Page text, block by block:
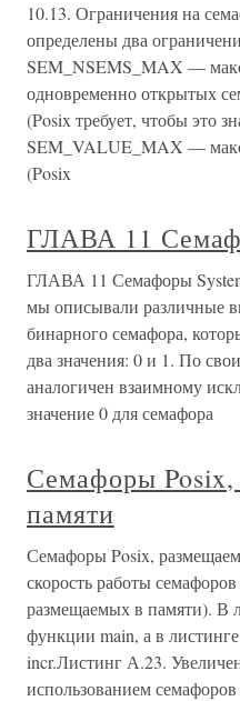
10.13. Ограничения на
определены два
SEM_NSEMS_MAX —
одновременно открытых
(Posix требует, чтобы это
SEM_VALUE_MAX —
(Posix
ГЛАВА 11
ГЛАВА 11 Семафоры
мы описывали различные
бинарного семафора,
два значения: 0 и 1. По
аналогичен взаимному
значение 0 для семафора
Семафоры
памяти
Семафоры Posix,
скорость работы
размещаемых в памяти). В
функции main, а в
incr.Листинг А.23.
использованием